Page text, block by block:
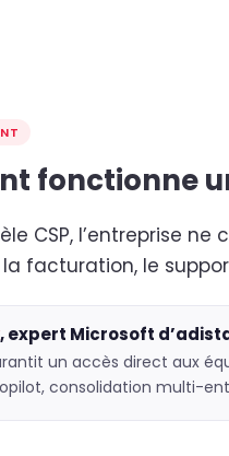
fonctionne
CSP, l’entreprise
la facturation, le
, expert Microsoft
un accès direct aux
consolidation multi-